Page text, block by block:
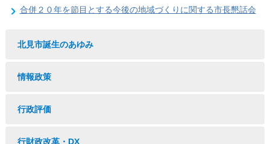
合併２０年を節目とする今後の地域づくりに関する市長懇話会
北見市誕生のあゆみ
情報政策
行政評価
行財政改革・DX